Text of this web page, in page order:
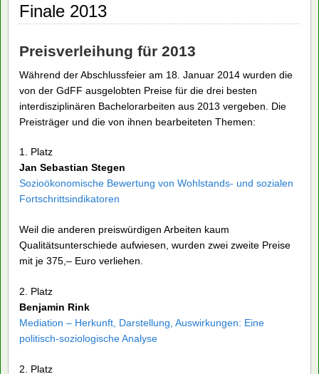
Finale 2013
Preisverleihung für 2013
Während der Abschlussfeier am 18. Januar 2014 wurden die
von der GdFF ausgelobten Preise für die drei besten
interdisziplinären Bachelorarbeiten aus 2013 vergeben. Die
Preisträger und die von ihnen bearbeiteten Themen:
1. Platz
Jan Sebastian Stegen
Sozioökonomische Bewertung von Wohlstands- und sozialen
Fortschrittsindikatoren
Weil die anderen preiswürdigen Arbeiten kaum
Qualitätsunterschiede aufwiesen, wurden zwei zweite Preise
mit je 375,– Euro verliehen.
2. Platz
Benjamin Rink
Mediation – Herkunft, Darstellung, Auswirkungen: Eine
politisch-soziologische Analyse
2. Platz